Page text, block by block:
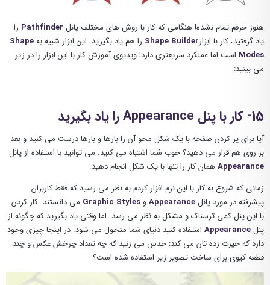
هنوز حرفم تمام نشده! هنگامی که کار با روش های مختلف پانل Pathfinder را
یاد گرفتید، کار با ابزارShape Builder را هم یاد بگیرید. این ابزار شبیه بهShape
Modes است اما عملکرد سریعتری دارد! ویدیوی آموزش کار با این ابزار را در زیر
می بینید:
15- کار با پنل Appearance را یاد بگیرید
آیا برای پر کردن صفحه با یک شکل محو آن را بارها و بارها درست می کنید و بعد
بر روی هم قرار می دهید؟ خوب شما اشتباه می کنید. می توانید با استفاده از پانل
Appearanceهمان کار را تنها با یک شکل انجام دهید.
زمانی که شروع به کار با این نرم افزار کردم به نظر می رسید که فقط کاربران
پیشرفته در مورد پانلAppearanceو Graphic Styles می دانستند. کار کردن
با این پنل کمی ترسناک و مشکل به نظر می رسد. اما وقتی یاد بگیرید که چگونه از
پنلAppearanceاستفاده کنید دنیای شما متحول می شود. در اینجا چیزی وجود
دارد که حیرت زده تان می کند: حدس می زنید که چه تعداد چرخش عکس و چند
قطعه کیوی برای ساخت تصویر زیر استفاده شده است؟